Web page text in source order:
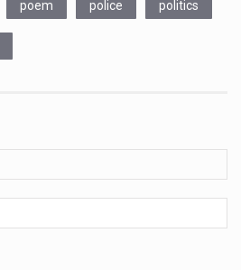
poem police politics